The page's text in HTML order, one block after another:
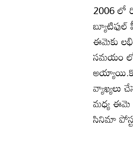
2006
ఈమెకు
సమయం లో
వ్యాఖ్యలు
మధ్య ఈమె
సినిమా